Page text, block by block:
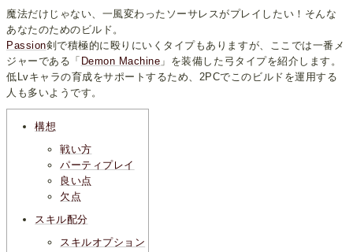
魔法だけじゃない、一風変わったソーサレスがプレイしたい！そんな
あなたのためのビルド。
Passion剣で積極的に殴りにいくタイプもありますが、ここでは一番メ
ジャーである「 Demon Machine 」を装備した弓タイプを紹介します。
低Lvキャラの育成をサポートするため、2PCでこのビルドを運用する
人も多いようです。
構想
戦い方
パーティプレイ
良い点
欠点
スキル配分
スキルオプション